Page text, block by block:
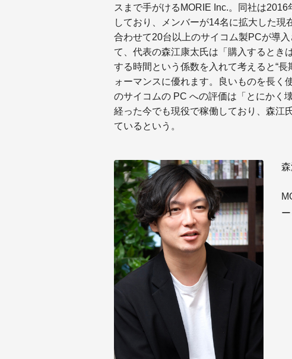
スまで手がけるMORIE Inc.。同社は
しており、メンバーが14名に拡大した
合わせて20台以上のサイコム製PCが導
て、代表の森江康太氏は「購入するとき
する時間という係数を入れて考えると“
ォーマンスに優れます。良いものを長く
のサイコムの PC への評価は「とにかく
経った今でも現役で稼働しており、森江
ているという。